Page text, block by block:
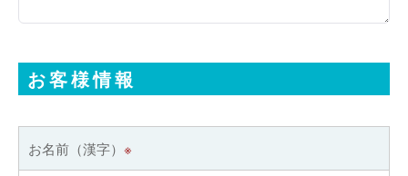
お客様情報
お名前（漢字） ※